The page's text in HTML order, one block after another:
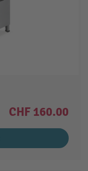
CHF 160.00